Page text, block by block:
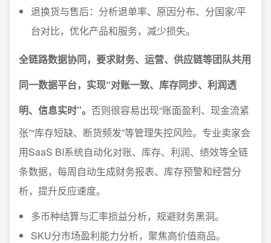
退换货与售后：分析退单率、原因分布、分国家/平
台对比，优化产品和服务，减少损失。
全链路数据协同，要求财务、运营、供应链等团队共用
同一数据平台，实现“对账一致、库存同步、利润透
明、信息实时”。 否则很容易出现“账面盈利、现金流紧
张”“库存短缺、断货频发”等管理失控风险。专业卖家会
用SaaS BI系统自动化对账、库存、利润、绩效等全链
条数据，每周自动生成财务报表、库存预警和经营分
析，提升反应速度。
多币种结算与汇率损益分析，规避财务黑洞。
SKU分市场盈利能力分析，聚焦高价值商品。